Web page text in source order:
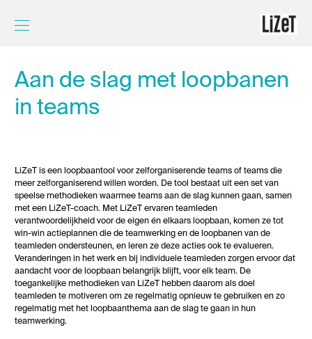
Home
Contact
Aan de slag met loopbanen
in teams
LiZeT is een loopbaantool voor zelforganiserende teams of teams die
meer zelforganiserend willen worden. De tool bestaat uit een set van
speelse methodieken waarmee teams aan de slag kunnen gaan, samen
met een LiZeT-coach. Met LiZeT ervaren teamleden
verantwoordelijkheid voor de eigen én elkaars loopbaan, komen ze tot
win-win actieplannen die de teamwerking en de loopbanen van de
teamleden ondersteunen, en leren ze deze acties ook te evalueren.
Veranderingen in het werk en bij individuele teamleden zorgen ervoor dat
aandacht voor de loopbaan belangrijk blijft, voor elk team. De
toegankelijke methodieken van LiZeT hebben daarom als doel
teamleden te motiveren om ze regelmatig opnieuw te gebruiken en zo
regelmatig met het loopbaanthema aan de slag te gaan in hun
teamwerking.